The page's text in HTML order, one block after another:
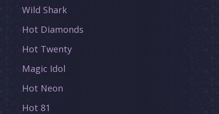
Wild Shark
Hot Diamonds
Hot Twenty
Magic Idol
Hot Neon
Hot 81